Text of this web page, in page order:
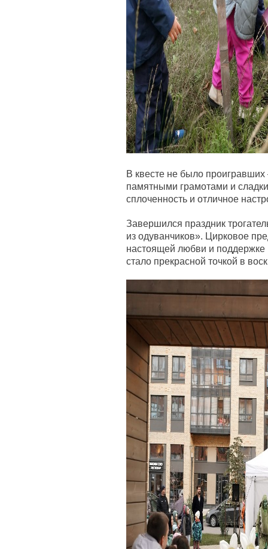
В квесте не было
памятными грамотами и
сплоченность и отличное
Завершился праздник
из одуванчиков». Цирковое
настоящей любви и
стало прекрасной точкой в